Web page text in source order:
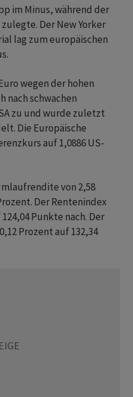
im Minus, während der
Der New Yorker
lag zum europäischen
wegen der hohen
nach schwachen
zu und wurde zuletzt
Die Europäische
auf 1,0886 US-
von 2,58
Der Rentenindex
Punkte nach. Der
Prozent auf 132,34